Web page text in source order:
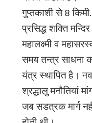
गुप्तकाशी से8
प्रसिद्ध शक्ति मन्दिर
महालक्ष्मी व
समय तन्त्र साधना
यंत्र स्थापित है।
श्रद्धालु मनौतियां
जब सडत्रक मार्ग